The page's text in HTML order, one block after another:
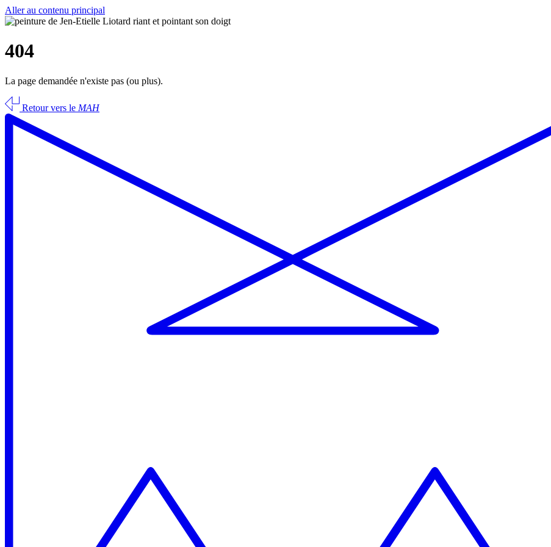
Aller au contenu principal
404
La page demandée n'existe pas (ou plus).
Retour vers le MAH